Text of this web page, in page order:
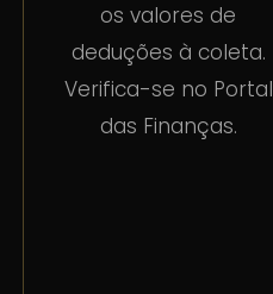
os valores de
deduções à coleta.
Verifica-se no Portal
das Finanças.